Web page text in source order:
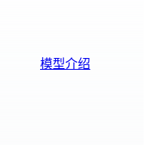
模型介绍